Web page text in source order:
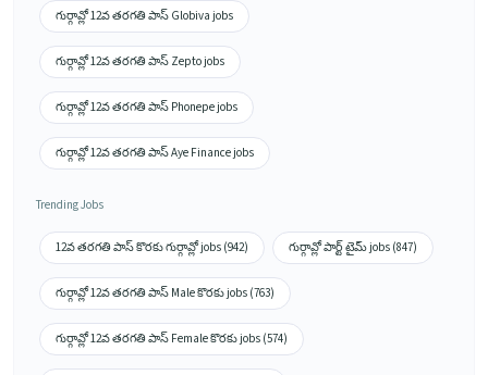
గుర్గావ్లో 12వ తరగతి పాస్ Globiva jobs
గుర్గావ్లో 12వ తరగతి పాస్ Zepto jobs
గుర్గావ్లో 12వ తరగతి పాస్ Phonepe jobs
గుర్గావ్లో 12వ తరగతి పాస్ Aye Finance jobs
Trending Jobs
12వ తరగతి పాస్ కొరకు గుర్గావ్లో jobs (942) గుర్గావ్లో పార్ట్ టైమ్ jobs (847)
గుర్గావ్లో 12వ తరగతి పాస్ Male కొరకు jobs (763)
గుర్గావ్లో 12వ తరగతి పాస్ Female కొరకు jobs (574)